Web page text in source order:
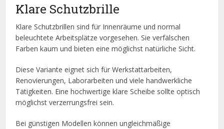
Klare Schutzbrille
Klare Schutzbrillen sind für Innenräume und normal
beleuchtete Arbeitsplätze vorgesehen. Sie verfälschen
Farben kaum und bieten eine möglichst natürliche Sicht.
Diese Variante eignet sich für Werkstattarbeiten,
Renovierungen, Laborarbeiten und viele handwerkliche
Tätigkeiten. Eine hochwertige klare Scheibe sollte optisch
möglichst verzerrungsfrei sein.
Bei günstigen Modellen können ungleichmäßige